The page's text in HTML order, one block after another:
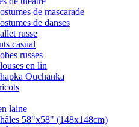
de mascarade
de danses
russe
casual
russes
en lin
Ouchanka
laine
58"x58" (148x148cm)